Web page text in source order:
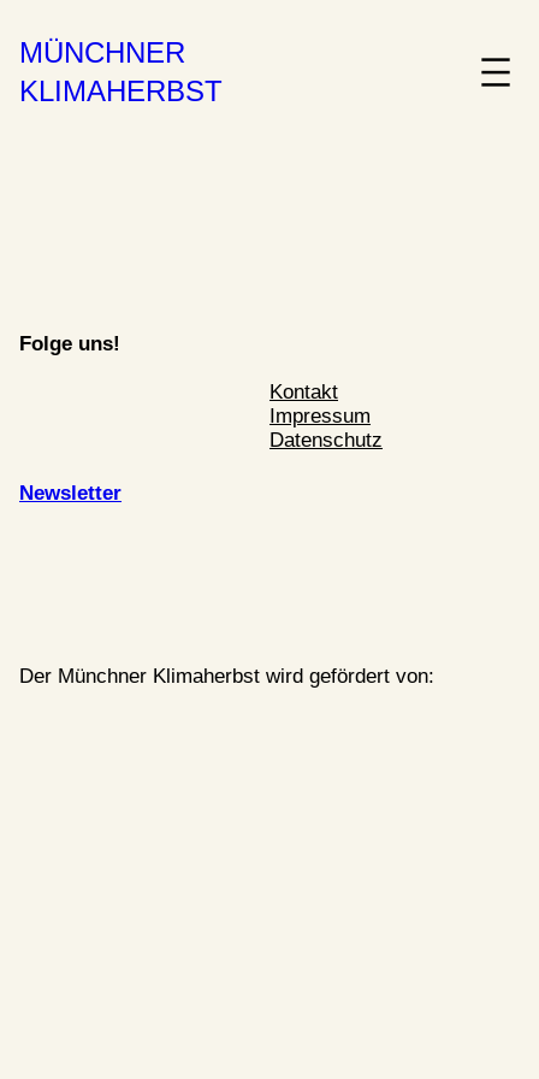
MÜNCHNER
KLIMAHERBST
Folge uns!
Newsletter
Kontakt
Impressum
Datenschutz
Der Münchner Klimaherbst wird gefördert von: